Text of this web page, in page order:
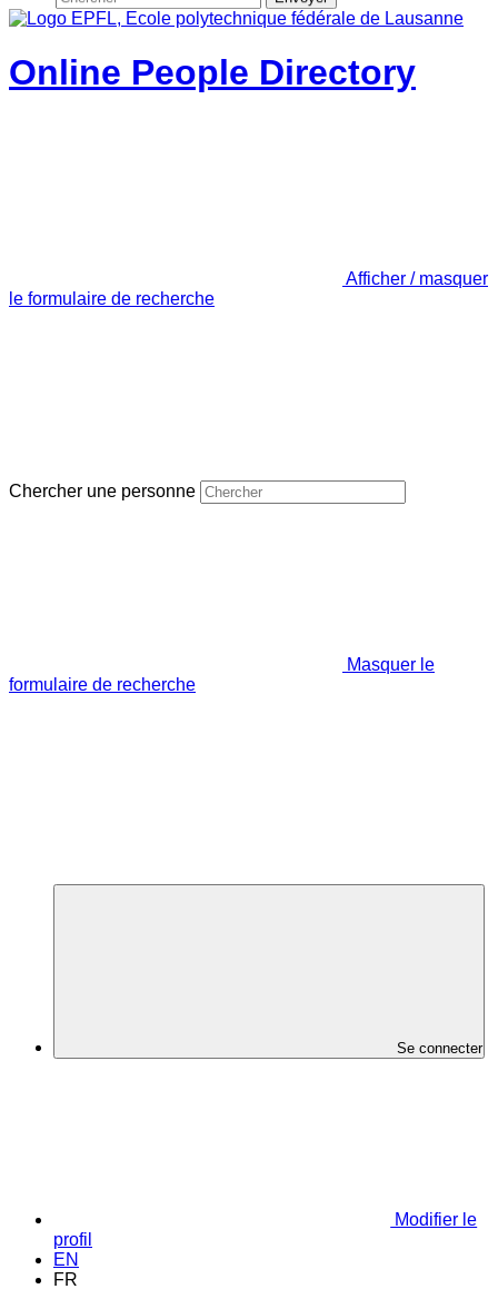
Online People Directory
Afficher / masquer
le formulaire de recherche
Chercher une personne
Masquer le
formulaire de recherche
Se connecter
Modifier le
profil
EN
FR